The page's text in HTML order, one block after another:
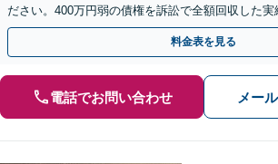
ださい。400万円弱の債権を訴訟で全額回収した
依頼から、顧問契約まで対応しております
料金表を見る
電話でお問い合わせ メー